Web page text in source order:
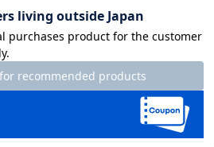
Check the
Try this item on